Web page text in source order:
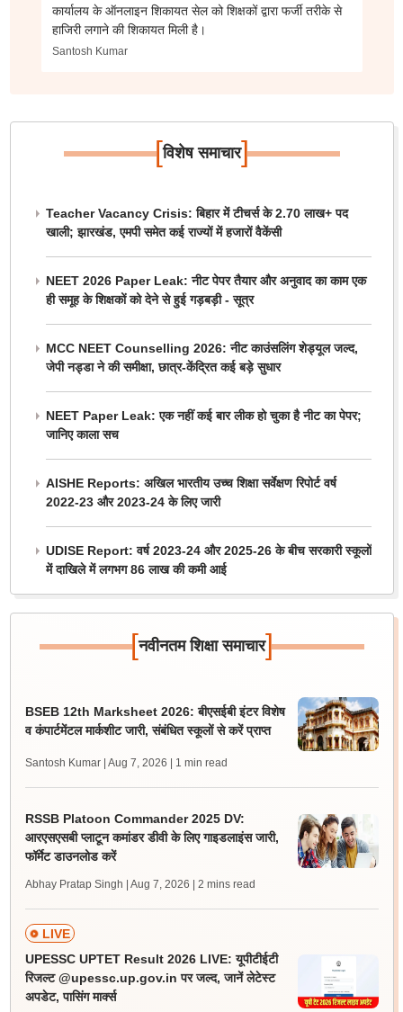
कार्यालय के ऑनलाइन शिकायत सेल को शिक्षकों द्वारा फर्जी तरीके से
हाजिरी लगाने की शिकायत मिली है।
Santosh Kumar
[विशेष समाचार]
Teacher Vacancy Crisis: बिहार में टीचर्स के 2.70 लाख+ पद
खाली; झारखंड, एमपी समेत कई राज्यों में हजारों वैकेंसी
NEET 2026 Paper Leak: नीट पेपर तैयार और अनुवाद का काम एक
ही समूह के शिक्षकों को देने से हुई गड़बड़ी - सूत्र
MCC NEET Counselling 2026: नीट काउंसलिंग शेड्यूल जल्द,
जेपी नड्डा ने की समीक्षा, छात्र-केंद्रित कई बड़े सुधार
NEET Paper Leak: एक नहीं कई बार लीक हो चुका है नीट का पेपर;
जानिए काला सच
AISHE Reports: अखिल भारतीय उच्च शिक्षा सर्वेक्षण रिपोर्ट वर्ष
2022-23 और 2023-24 के लिए जारी
UDISE Report: वर्ष 2023-24 और 2025-26 के बीच सरकारी स्कूलों
में दाखिले में लगभग 86 लाख की कमी आई
[नवीनतम शिक्षा समाचार]
BSEB 12th Marksheet 2026: बीएसईबी इंटर विशेष
व कंपार्टमेंटल मार्कशीट जारी, संबंधित स्कूलों से करें प्राप्त
Santosh Kumar | Aug 7, 2026 | 1 min read
RSSB Platoon Commander 2025 DV:
आरएसएसबी प्लाटून कमांडर डीवी के लिए गाइडलाइंस जारी,
फॉर्मेट डाउनलोड करें
Abhay Pratap Singh | Aug 7, 2026 | 2 mins read
LIVE
UPESSC UPTET Result 2026 LIVE: यूपीटीईटी
रिजल्ट @upessc.up.gov.in पर जल्द, जानें लेटेस्ट
अपडेट, पासिंग मार्क्स